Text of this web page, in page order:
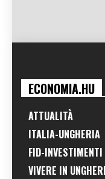
ECONOMIA.HU
ATTUALITÀ
ITALIA-UNGHERIA
FID-
VIVERE IN